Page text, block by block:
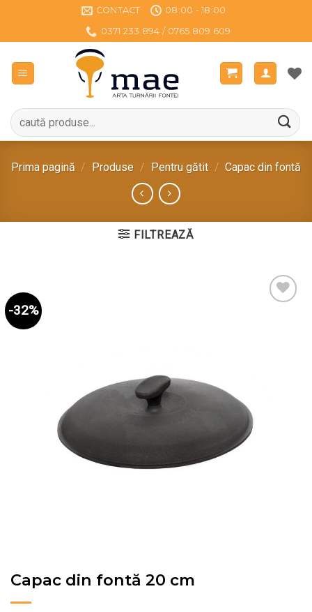
conținut
CONTACT
08:00 - 18:00
0371 233 894 / 0765 809 609
Caută
după:
Prima pagină / Produse / Pentru gătit / Capac din fontă
FILTREAZĂ
-32%
Capac din fontă 20 cm